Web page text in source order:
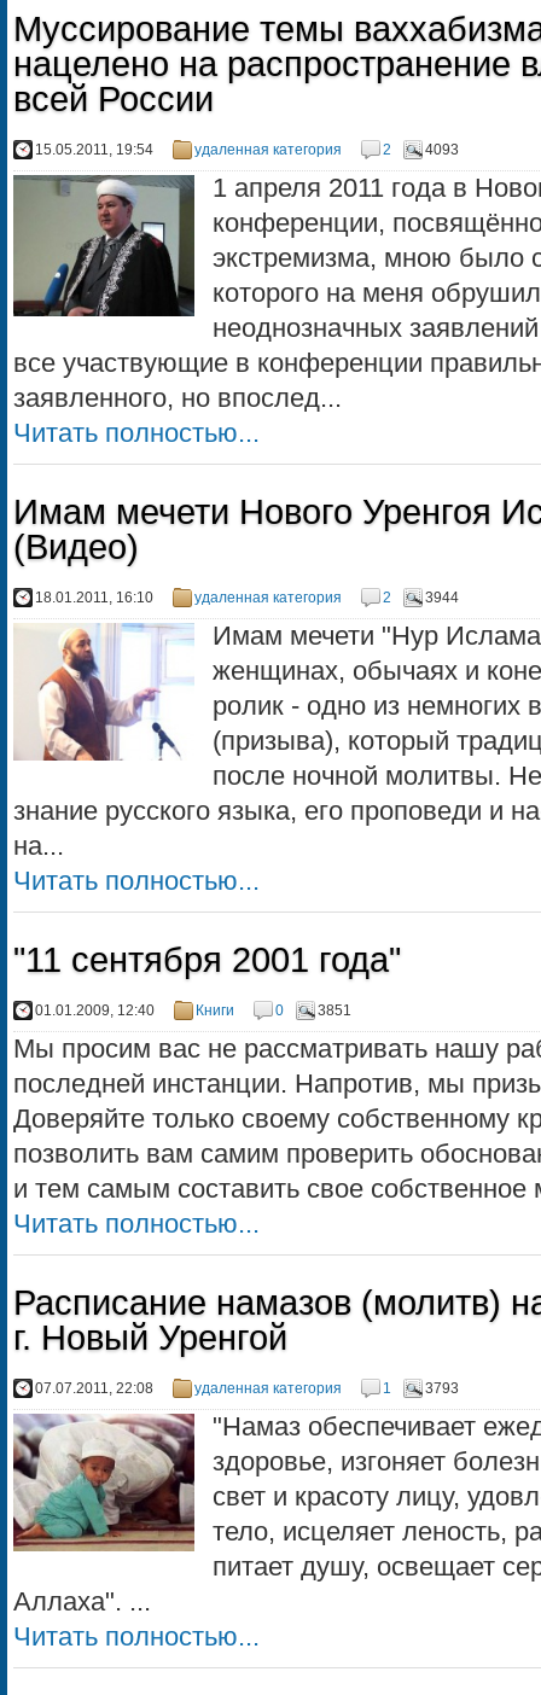
Муссирование темы
нацелено на распространение
всей России
15.05.2011, 19:54 удаленная категория 2 4093
1 апреля 2011 года в
конференции,
экстремизма, мною было
которого на меня
неоднозначных
все участвующие в конференции
заявленного, но впослед...
Читать полностью...
Имам мечети Нового Уренгоя
(Видео)
18.01.2011, 16:10 удаленная категория 2 3944
Имам мечети "Нур
женщинах, обычаях и
ролик - одно из немногих
(призыва), который
после ночной молитвы.
знание русского языка, его проповеди и
на...
Читать полностью...
"11 сентября 2001 года"
01.01.2009, 12:40 Книги 0 3851
Мы просим вас не рассматривать нашу
последней инстанции. Напротив, мы
Доверяйте только своему собственному
позволить вам самим проверить
и тем самым составить свое
Читать полностью...
Расписание намазов (молитв)
г. Новый Уренгой
07.07.2011, 22:08 удаленная категория 1 3793
"Намаз обеспечивает
здоровье, изгоняет
свет и красоту лицу,
тело, исцеляет леность,
питает душу, освещает
Аллаха". ...
Читать полностью...